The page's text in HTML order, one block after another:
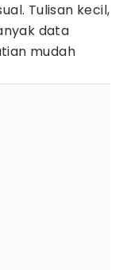
Tulisan kecil,
data
mudah